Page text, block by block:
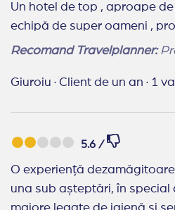
Un hotel de top , aproape de plaja ,
Recomand Travelplanner:
Giuroiu · Client de un an · 1
5.6 /
O experiență
una sub așteptări, în